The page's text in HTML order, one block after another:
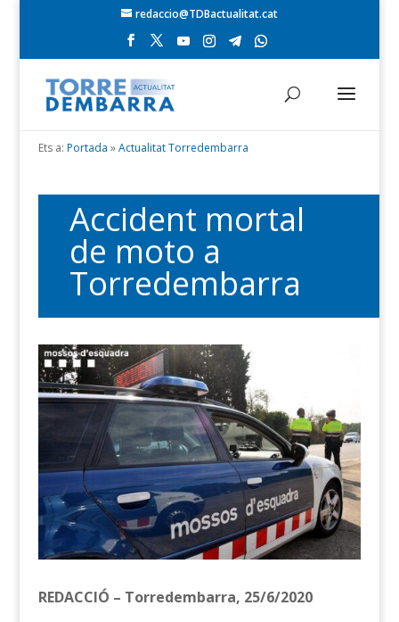
redaccio@TDBactualitat.cat
Ets a: Portada »Actualitat Torredembarra
Accident mortal
de moto a
Torredembarra
REDACCIÓ – Torredembarra, 25/6/2020